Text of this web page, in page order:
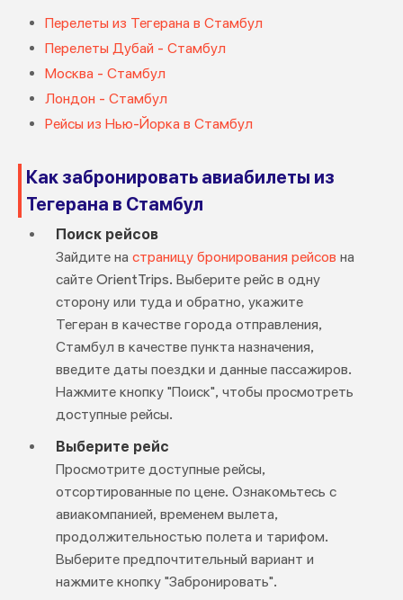
Перелеты из Тегерана в Стамбул
Перелеты Дубай - Стамбул
Москва - Стамбул
Лондон - Стамбул
Рейсы из Нью-Йорка в Стамбул
Как забронировать авиабилеты из
Тегерана в Стамбул
Поиск рейсов
Зайдите на страницу бронирования рейсов на
сайте OrientTrips. Выберите рейс в одну
сторону или туда и обратно, укажите
Тегеран в качестве города отправления,
Стамбул в качестве пункта назначения,
введите даты поездки и данные пассажиров.
Нажмите кнопку "Поиск", чтобы просмотреть
доступные рейсы.
Выберите рейс
Просмотрите доступные рейсы,
отсортированные по цене. Ознакомьтесь с
авиакомпанией, временем вылета,
продолжительностью полета и тарифом.
Выберите предпочтительный вариант и
нажмите кнопку "Забронировать".